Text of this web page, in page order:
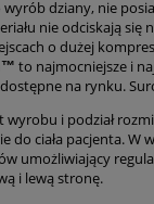
dziany, nie
nie odciskają się
o dużej
to najmocniejsze i
na rynku.
wyrobu i podział
do ciała pacjenta. W
umożliwiający
i lewą stronę.